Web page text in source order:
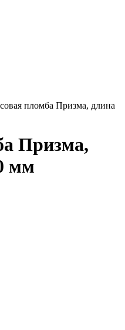
пломба Призма, длина
Призма,
мм